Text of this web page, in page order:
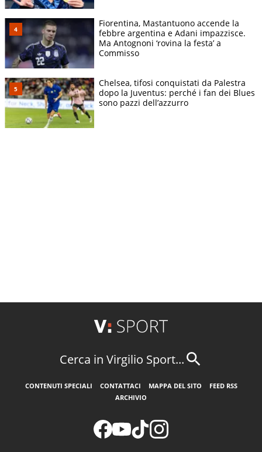
Fiorentina, Mastantuono accende la
febbre argentina e Adani impazzisce.
Ma Antognoni ‘rovina la festa’ a
Commisso
Chelsea, tifosi conquistati da Palestra
dopo la Juventus: perché i fan dei Blues
sono pazzi dell’azzurro
Cerca in Virgilio Sport...
CONTENUTI SPECIALI CONTATTACI MAPPA DEL SITO
FEED RSS
ARCHIVIO